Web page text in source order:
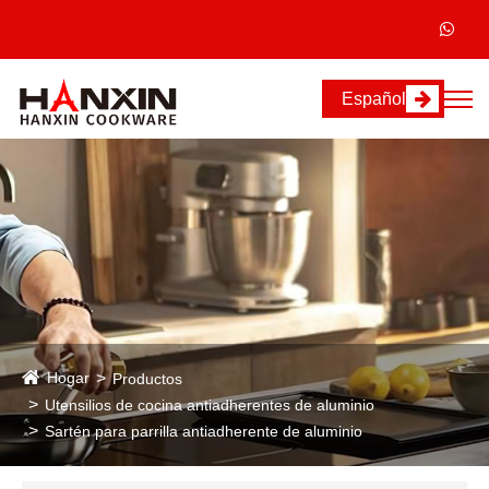
Español
Hogar
Productos
Utensilios de cocina antiadherentes de aluminio
Sartén para parrilla antiadherente de aluminio